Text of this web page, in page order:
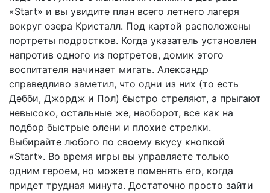
«Start» и вы увидите план всего летнего лагеря
вокруг озера Кристалл. Под картой расположены
портреты подростков. Когда указатель установлен
напротив одного из портретов, домик этого
воспитателя начинает мигать. Александр
справедливо заметил, что одни из них (то есть
Дебби, Джордж и Пол) быстро стреляют, а прыгают
невысоко, остальные же, наоборот, все как на
подбор быстрые олени и плохие стрелки.
Выбирайте любого по своему вкусу кнопкой
«Start». Во время игры вы управляете только
одним героем, но можете поменять его, когда
придет трудная минута. Достаточно просто зайти